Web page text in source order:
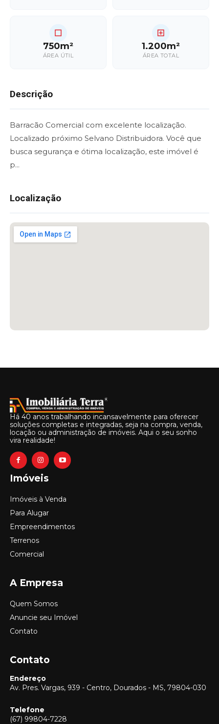
750m²
ÁREA ÚTIL
1.200m²
ÁREA TOTAL
Descrição
Barracão Comercial com excelente localização.
Localizado próximo Selvano Distribuidora. Você que
busca segurança e ótima localização, este imóvel é
p...
Localização
Há 40 anos trabalhando incansavelmente para oferecer
soluções completas e integradas, seja na compra, venda,
locação ou administração de imóveis. Aqui o seu sonho
vira realidade!
Imóveis
Imóveis à Venda
Para Alugar
Empreendimentos
Terrenos
Comercial
A Empresa
Quem Somos
Anuncie seu Imóvel
Contato
Contato
Endereço
Av. Pres. Vargas, 939 - Centro, Dourados - MS, 79804-030
Telefone
(67) 99804-7228